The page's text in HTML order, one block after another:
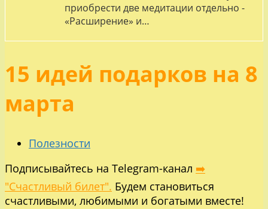
приобрести две медитации отдельно -
«Расширение» и…
15 идей подарков на 8
марта
Полезности
Подписывайтесь на Telegram-канал ➡️
"Счастливый билет". Будем становиться
счастливыми, любимыми и богатыми вместе!